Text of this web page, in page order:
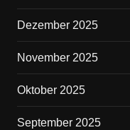
Dezember 2025
November 2025
Oktober 2025
September 2025